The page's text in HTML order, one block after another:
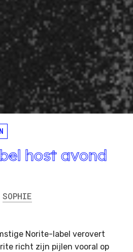
host avond
SOPHIE
Norite-label verovert
richt zijn pijlen vooral op